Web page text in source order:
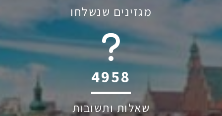
מגזינים שנשלחו
6045
שאלות ותשובות